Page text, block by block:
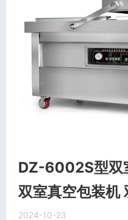
DZ-6002S型双
双室真空包装机
2024-10-23